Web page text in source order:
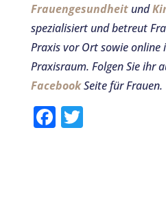
Frauengesundheitund
spezialisiert und betreut
Praxis vor Ort sowie
Praxisraum. Folgen Sie ihr
FacebookSeite für Frauen.
F T